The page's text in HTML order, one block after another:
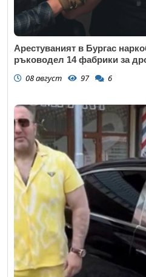
Арестуваният в Бургас
ръководел 14 фабрики за
08 август 97 6